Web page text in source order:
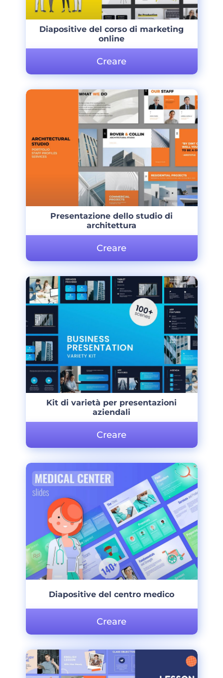
Diapositive del corso di marketing
online
Creare
Presentazione dello studio di
architettura
Creare
Kit di varietà per presentazioni
aziendali
Creare
Diapositive del centro medico
Creare